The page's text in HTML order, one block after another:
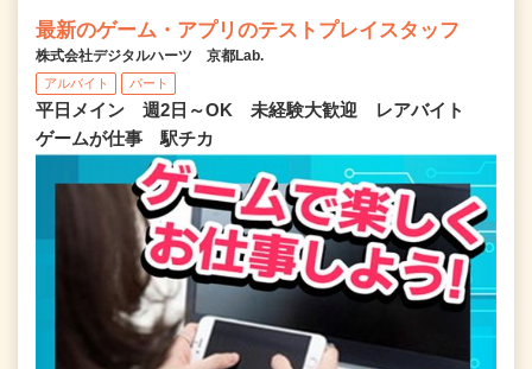
最新のゲーム・アプリのテストプレイスタッフ
株式会社デジタルハーツ 京都Lab.
アルバイト パート
平日メイン 週2日～OK 未経験大歓迎 レアバイト
ゲームが仕事 駅チカ